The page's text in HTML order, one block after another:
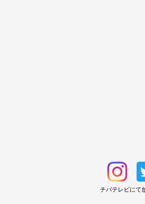
チバテレビにて